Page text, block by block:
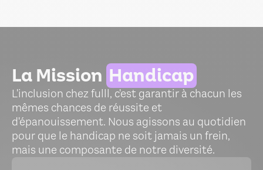
La Mission Handicap
L'inclusion chez fulll, c'est garantir à chacun les
mêmes chances de réussite et
d'épanouissement. Nous agissons au quotidien
pour que le handicap ne soit jamais un frein,
mais une composante de notre diversité.